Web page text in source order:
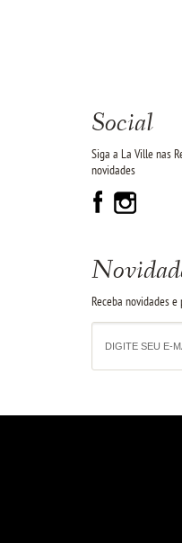
Social
Siga a La Ville nas
novidades
Receba novidades